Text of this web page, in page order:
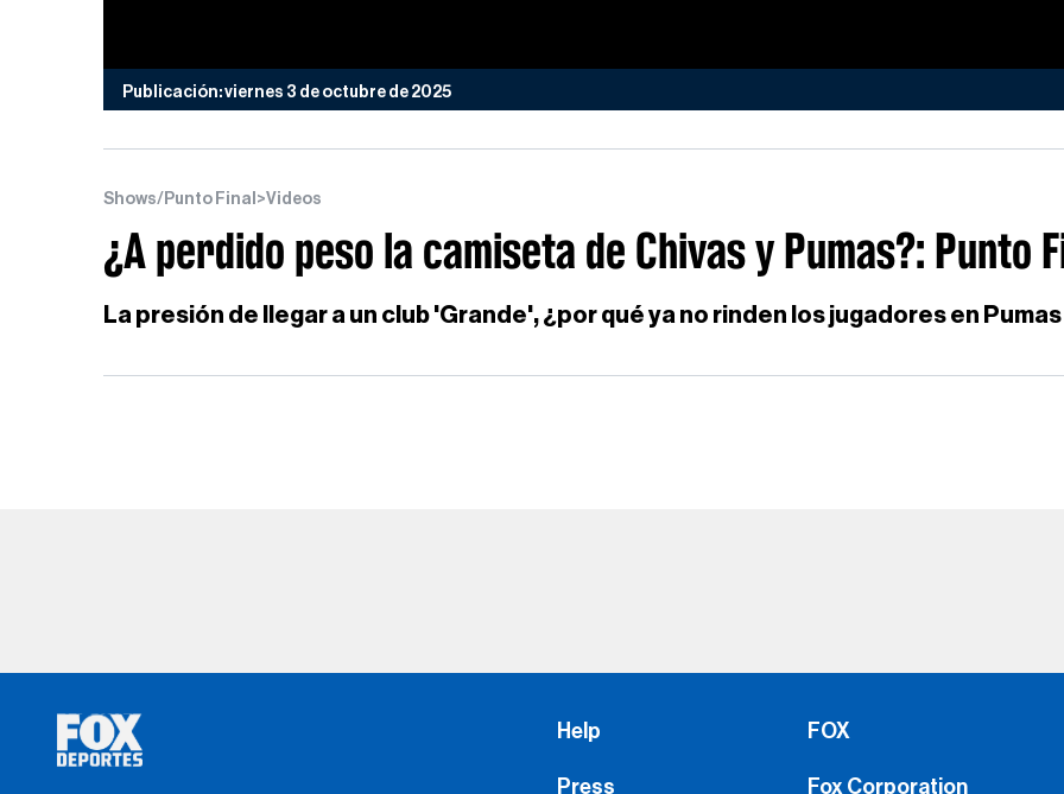
Publicación: viernes 3 de octubre de 2025
Shows/Punto Final >Videos
¿A perdido peso la camiseta de Chivas y Pumas?: Punto
La presión de llegar a un club 'Grande', ¿por qué ya no rinden los jugadores en
Help
Press
FOX
Fox Corporation